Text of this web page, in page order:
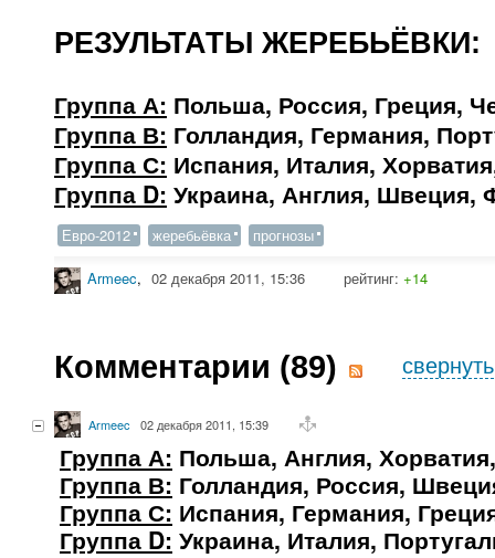
РЕЗУЛЬТАТЫ ЖЕРЕБЬЁВКИ:
Группа А: Польша, Россия, Греция,
Группа В: Голландия, Германия,
Группа С: Испания, Италия,
Группа D: Украина, Англия, Швеция,
Евро-2012 жеребьёвка прогнозы
Armeec, 02 декабря 2011, 15:36 рейтинг: +14
Комментарии (89) свернуть
Armeec 02 декабря 2011, 15:39
Группа А: Польша, Англия,
Группа В: Голландия, Россия,
Группа С: Испания, Германия,
Группа D: Украина, Италия,